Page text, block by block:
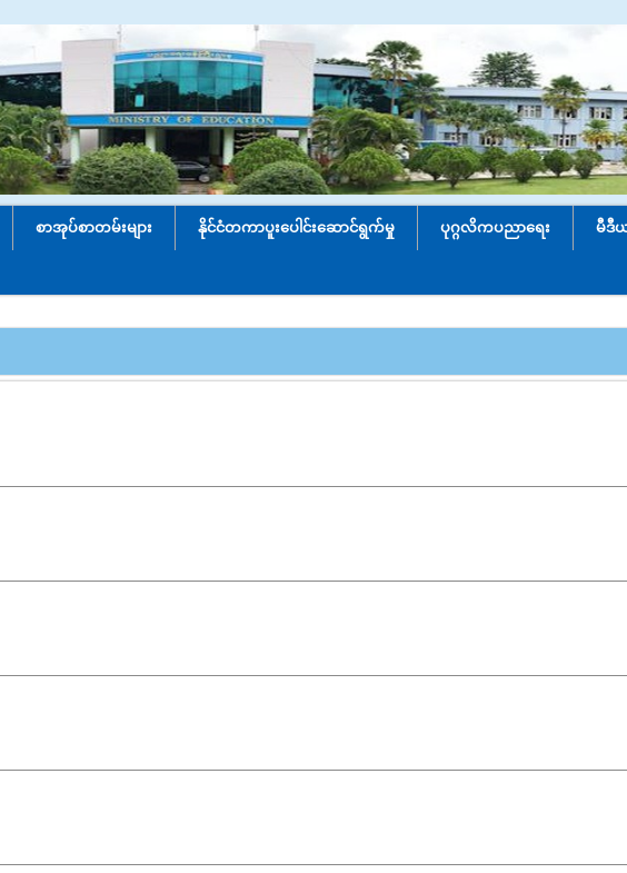
စာအုပ်စာတမ်းများ နိုင်ငံတကာပူးပေါင်း‌ဆောင်ရွက်မှု ပုဂ္ဂလိကပညာရေး မီဒီ